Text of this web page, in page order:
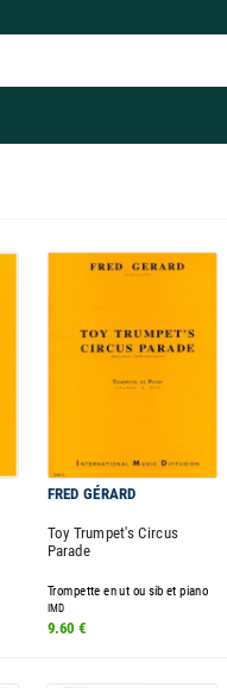
FRED GÉRARD
Toy Trumpet's Circus
Parade
Trompette en ut ou sib et piano
IMD
9.60 €